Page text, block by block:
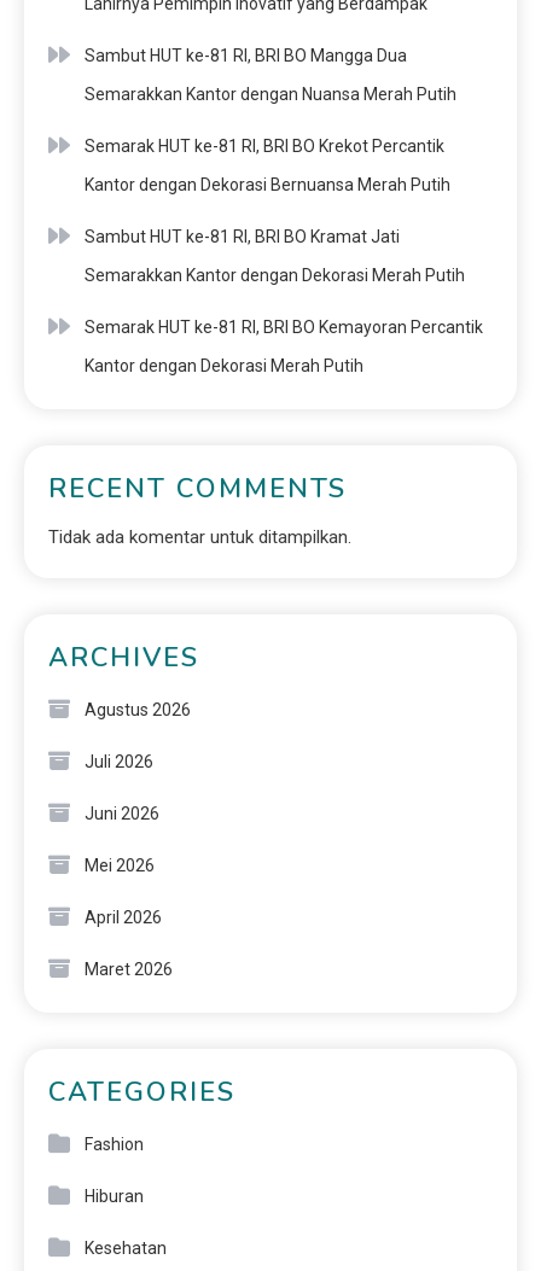
Lahirnya Pemimpin Inovatif yang Berdampak
Sambut HUT ke-81 RI, BRI BO Mangga Dua
Semarakkan Kantor dengan Nuansa Merah Putih
Semarak HUT ke-81 RI, BRI BO Krekot Percantik
Kantor dengan Dekorasi Bernuansa Merah Putih
Sambut HUT ke-81 RI, BRI BO Kramat Jati
Semarakkan Kantor dengan Dekorasi Merah Putih
Semarak HUT ke-81 RI, BRI BO Kemayoran Percantik
Kantor dengan Dekorasi Merah Putih
RECENT COMMENTS
Tidak ada komentar untuk ditampilkan.
ARCHIVES
Agustus 2026
Juli 2026
Juni 2026
Mei 2026
April 2026
Maret 2026
CATEGORIES
Fashion
Hiburan
Kesehatan